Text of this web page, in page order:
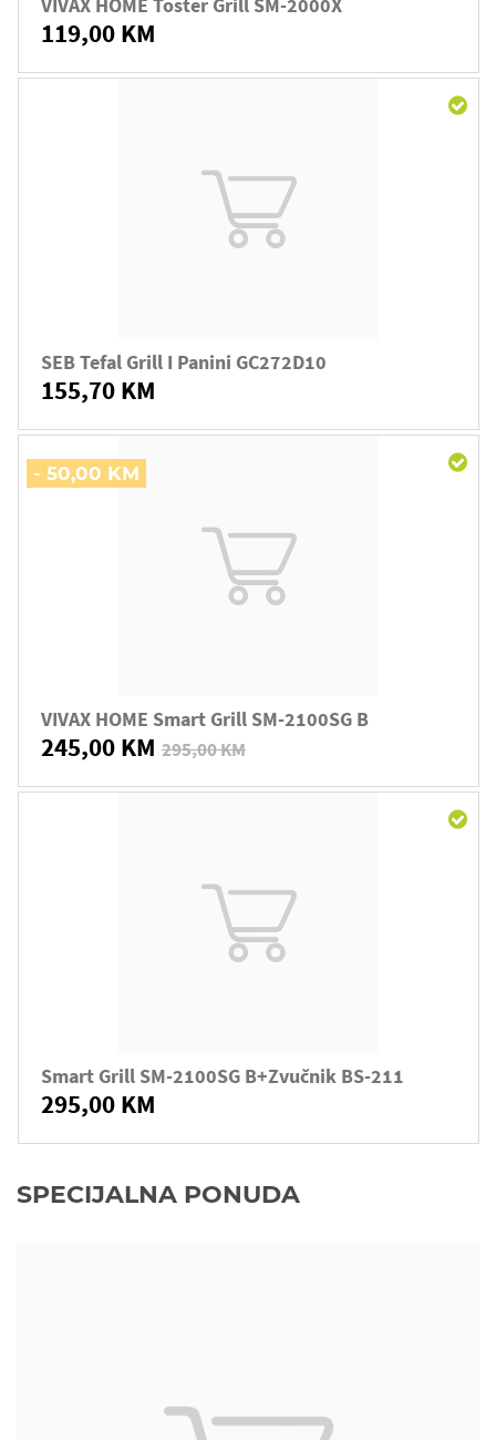
119,00 KM
SEB Tefal Grill I Panini GC272D10
155,70 KM
- 50,00 KM
VIVAX HOME Smart Grill SM-2100SG B
245,00 KM 295,00 KM
Smart Grill SM-2100SG B+zvučnik BS-211
295,00 KM
SPECIJALNA PONUDA